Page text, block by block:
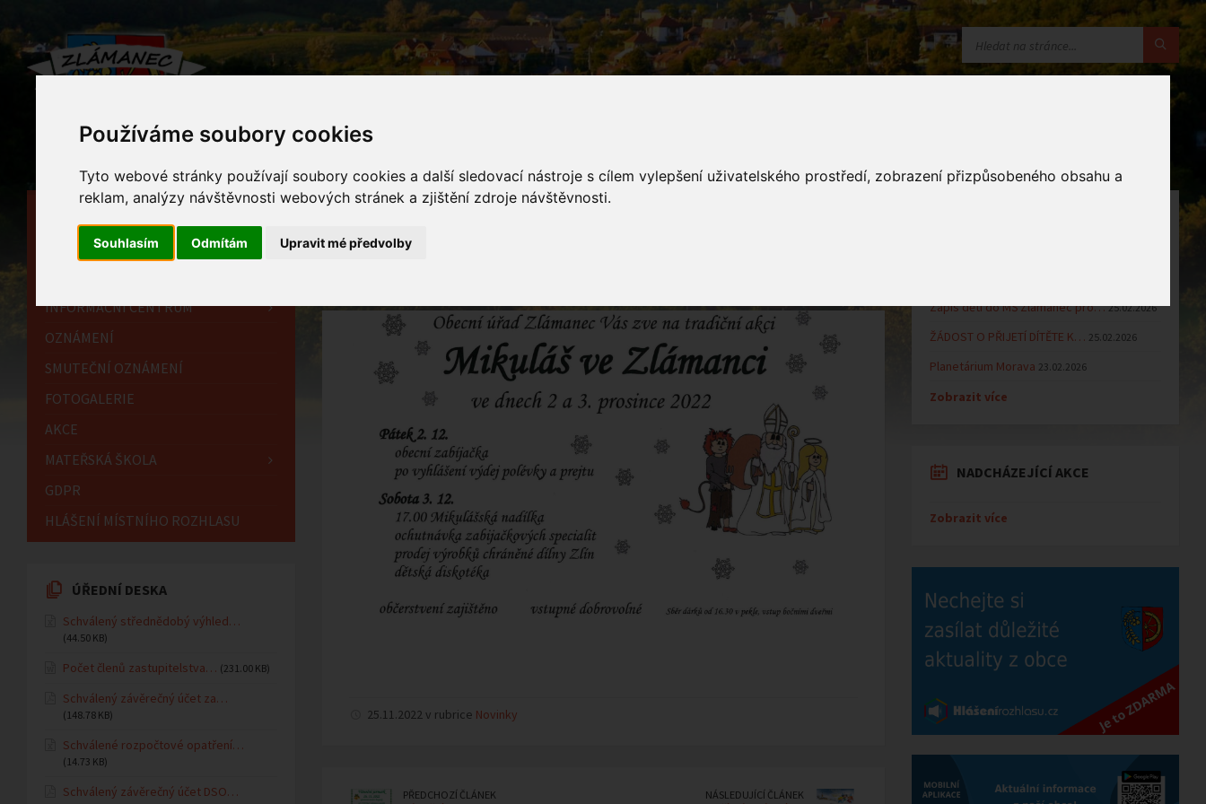
Používáme soubory cookies
Tyto webové stránky používají soubory cookies a další sledovací nástroje s cílem vylepšení uživatelského prostředí, zobrazení přizpůsobeného obsahu a
reklam, analýzy návštěvnosti webových stránek a zjištění zdroje návštěvnosti.
Souhlasím Odmítám Upravit mé předvolby
25.11.2022 v rubrice Novinky
PŘEDCHOZÍ ČLÁNEK NÁSLEDUJÍCÍ ČLÁNEK
OBECNÍ ÚŘAD
INFORMAČNÍ CENTRUM
OZNÁMENÍ
SMUTEČNÍ OZNÁMENÍ
FOTOGALERIE
AKCE
MATEŘSKÁ ŠKOLA
GDPR
HLÁŠENÍ MÍSTNÍHO ROZHLASU
ÚŘEDNÍ DESKA
Schválený střednědobý výhled…
(44.50 KB)
Počet členů zastupitelstva… (231.00 KB)
Schválený závěrečný účet za…
(148.78 KB)
Schválené rozpočtové opatření…
(14.73 KB)
Schválený závěrečný účet DSO…
Zápis dětí do MŠ Zlámanec pro… 25.02.2026
ŽÁDOST O PŘIJETÍ DÍTĚTE K… 25.02.2026
Planetárium Morava 23.02.2026
Zobrazit více
NADCHÁZEJÍCÍ AKCE
Zobrazit více